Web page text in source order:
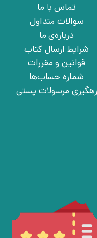
تماس با ما
سوالات متداول
درباره‌ی ما
شرایط ارسال کتاب
قوانین و مقررات
شماره حساب‌ها
رهگیری مرسولات پستی